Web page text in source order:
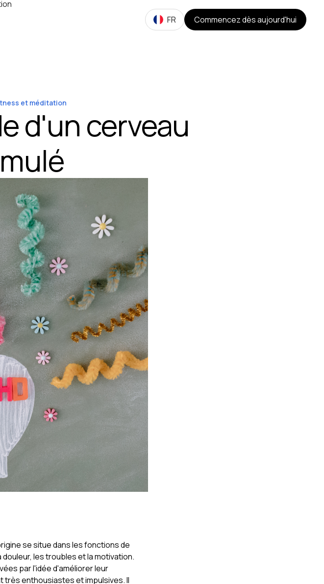
FR Commencez dès aujourd'hui
et méditation
d'un cerveau
se situe dans les fonctions de
les troubles et la motivation.
par l'idée d'améliorer leur
enthousiastes et impulsives. Il